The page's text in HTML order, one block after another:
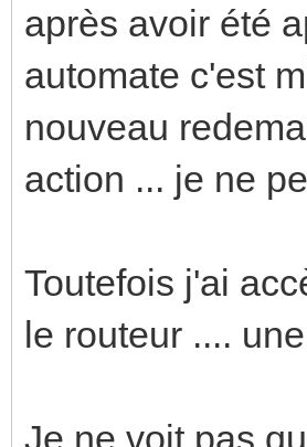
après avoir été
automate c'est
nouveau
action ... je ne
Toutefois j'ai
le routeur ....
Je ne voit pas